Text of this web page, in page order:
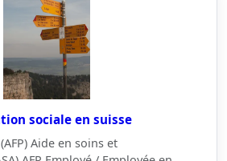
sociale en suisse
Aide en soins et